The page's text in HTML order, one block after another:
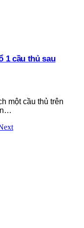
1 cầu thủ sau
một cầu thủ trên